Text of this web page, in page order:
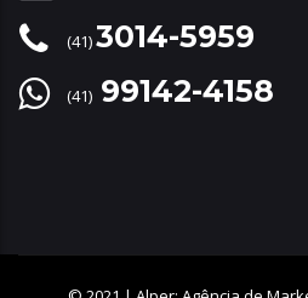
(41)3014-5959
(41) 99142-4158